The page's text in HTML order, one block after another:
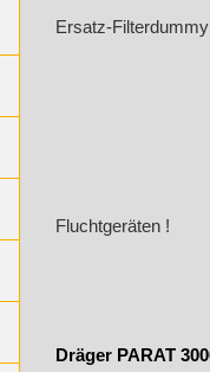
Ersatz-
Fluchtgeräten !
Dräger PARAT